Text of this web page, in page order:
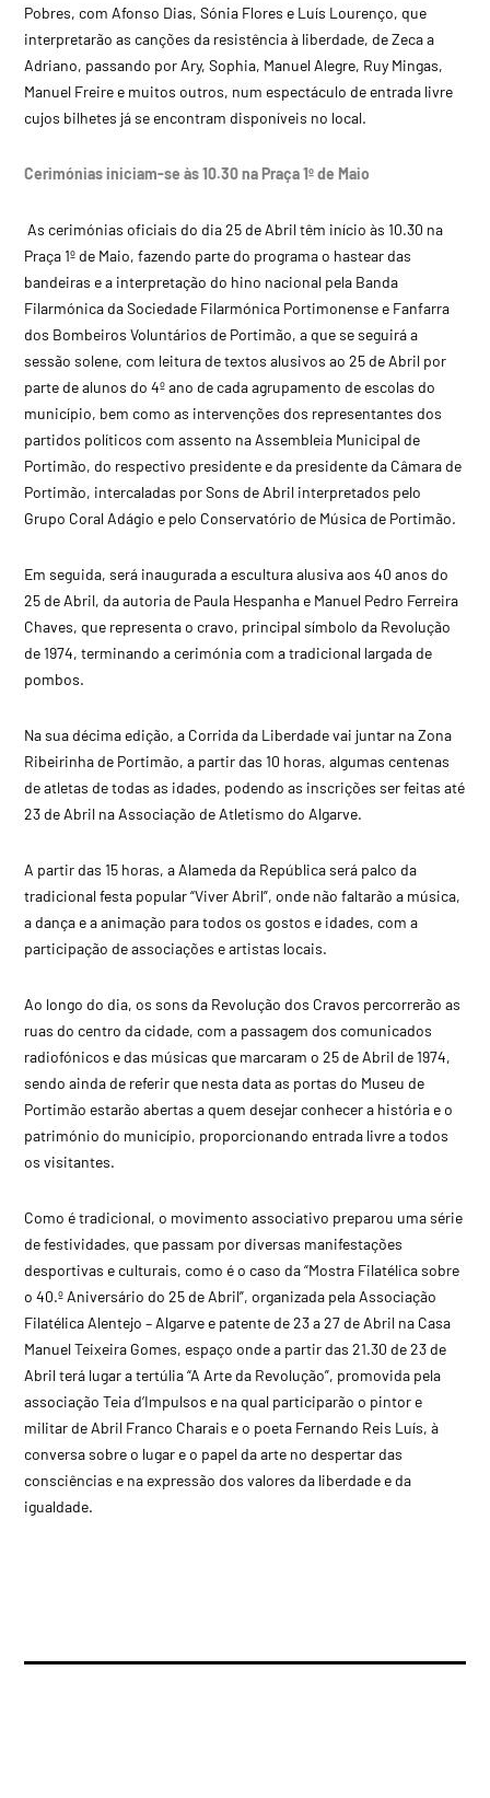
Pobres, com Afonso Dias, Sónia Flores e Luís Lourenço, que
interpretarão as canções da resistência à liberdade, de Zeca a
Adriano, passando por Ary, Sophia, Manuel Alegre, Ruy Mingas,
Manuel Freire e muitos outros, num espectáculo de entrada livre
cujos bilhetes já se encontram disponíveis no local.
Cerimónias iniciam-se às 10.30 na Praça 1º de Maio
As cerimónias oficiais do dia 25 de Abril têm início às 10.30 na
Praça 1º de Maio, fazendo parte do programa o hastear das
bandeiras e a interpretação do hino nacional pela Banda
Filarmónica da Sociedade Filarmónica Portimonense e Fanfarra
dos Bombeiros Voluntários de Portimão, a que se seguirá a
sessão solene, com leitura de textos alusivos ao 25 de Abril por
parte de alunos do 4º ano de cada agrupamento de escolas do
município, bem como as intervenções dos representantes dos
partidos políticos com assento na Assembleia Municipal de
Portimão, do respectivo presidente e da presidente da Câmara de
Portimão, intercaladas por Sons de Abril interpretados pelo
Grupo Coral Adágio e pelo Conservatório de Música de Portimão.
Em seguida, será inaugurada a escultura alusiva aos 40 anos do
25 de Abril, da autoria de Paula Hespanha e Manuel Pedro Ferreira
Chaves, que representa o cravo, principal símbolo da Revolução
de 1974, terminando a cerimónia com a tradicional largada de
pombos.
Na sua décima edição, a Corrida da Liberdade vai juntar na Zona
Ribeirinha de Portimão, a partir das 10 horas, algumas centenas
de atletas de todas as idades, podendo as inscrições ser feitas até
23 de Abril na Associação de Atletismo do Algarve.
A partir das 15 horas, a Alameda da República será palco da
tradicional festa popular “Viver Abril”, onde não faltarão a música,
a dança e a animação para todos os gostos e idades, com a
participação de associações e artistas locais.
Ao longo do dia, os sons da Revolução dos Cravos percorrerão as
ruas do centro da cidade, com a passagem dos comunicados
radiofónicos e das músicas que marcaram o 25 de Abril de 1974,
sendo ainda de referir que nesta data as portas do Museu de
Portimão estarão abertas a quem desejar conhecer a história e o
património do município, proporcionando entrada livre a todos
os visitantes.
Como é tradicional, o movimento associativo preparou uma série
de festividades, que passam por diversas manifestações
desportivas e culturais, como é o caso da “Mostra Filatélica sobre
o 40.º Aniversário do 25 de Abril”, organizada pela Associação
Filatélica Alentejo – Algarve e patente de 23 a 27 de Abril na Casa
Manuel Teixeira Gomes, espaço onde a partir das 21.30 de 23 de
Abril terá lugar a tertúlia “A Arte da Revolução”, promovida pela
associação Teia d’Impulsos e na qual participarão o pintor e
militar de Abril Franco Charais e o poeta Fernando Reis Luís, à
conversa sobre o lugar e o papel da arte no despertar das
consciências e na expressão dos valores da liberdade e da
igualdade.